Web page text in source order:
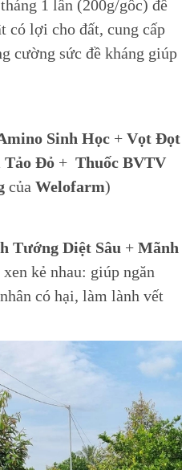
1 lần (200g/gốc) để
có lợi cho đất, cung cấp
cường sức đề kháng giúp
Sinh Học + Vọt Đọt
Tảo Đỏ + Thuốc BVTV
của Welofarm)
Tướng Diệt Sâu + Mãnh
xen kẻ nhau: giúp ngăn
có hại, làm lành vết